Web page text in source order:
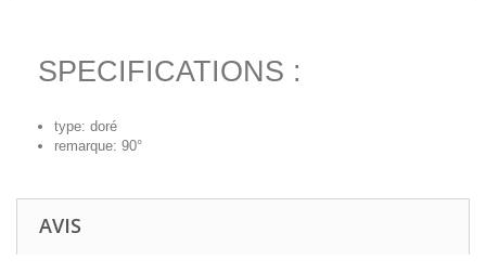
SPECIFICATIONS :
type: doré
remarque: 90°
AVIS